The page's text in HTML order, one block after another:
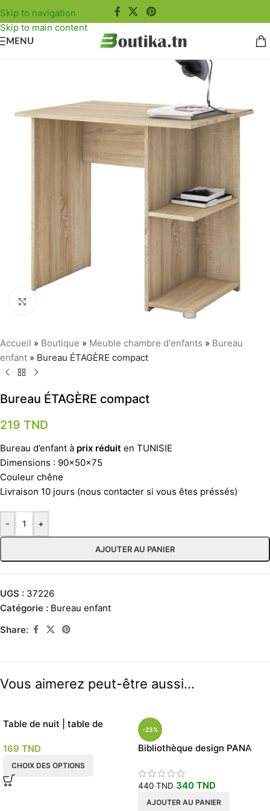
Skip to navigation
Skip to main content
MENU
Accueil » Boutique » Meuble chambre d'enfants » Bureau
enfant » Bureau ÉTAGÈRE compact
Bureau ÉTAGÈRE compact
219 TND
Bureau d’enfant à prix réduit en TUNISIE
Dimensions : 90x50x75
Couleur chêne
Livraison 10 jours (nous contacter si vous êtes préssés)
- +
AJOUTER AU PANIER
UGS : 37226
Catégorie : Bureau enfant
Share:
Vous aimerez peut-être aussi…
Table de nuit | table de
169 TND
CHOIX DES OPTIONS
-23%
Bibliothèque design PANA
440TND 340 TND
AJOUTER AU PANIER